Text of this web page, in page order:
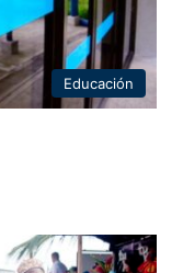
Educación